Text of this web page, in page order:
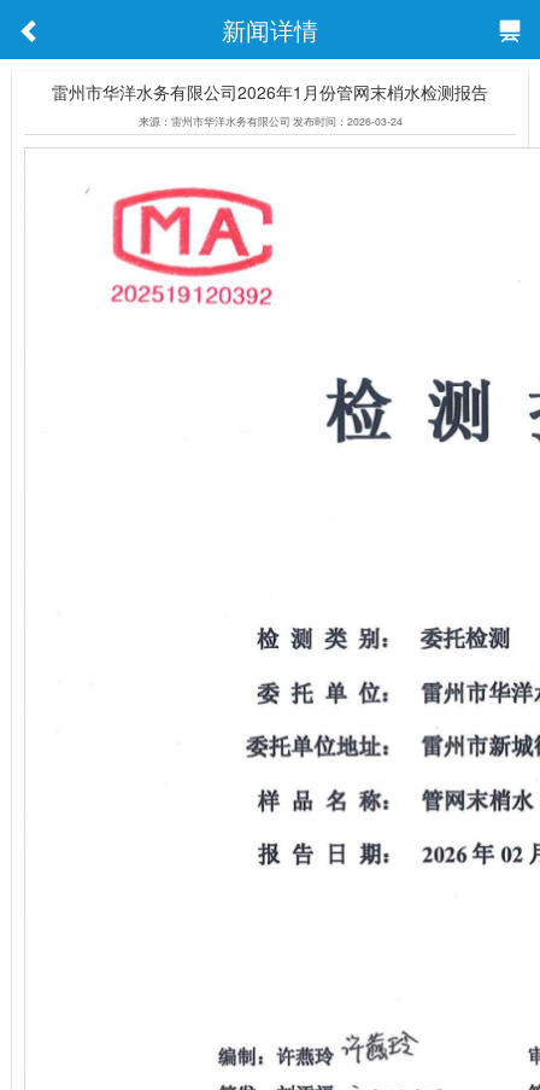
新闻详情
雷州市华洋水务有限公司2026年1月份管网末梢水检测报告
来源：雷州市华洋水务有限公司 发布时间：2026-03-24